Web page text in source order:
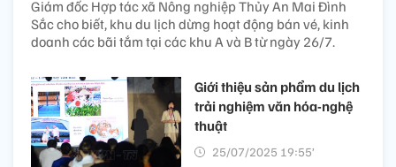
Giám đốc Hợp tác xã Nông nghiệp Thủy An Mai Đình
Sắc cho biết, khu du lịch dừng hoạt động bán vé, kinh
doanh các bãi tắm tại các khu A và B từ ngày 26/7.
Giới thiệu sản phẩm du lịch
trải nghiệm văn hóa-nghệ
thuật
25/07/2025 19:55’